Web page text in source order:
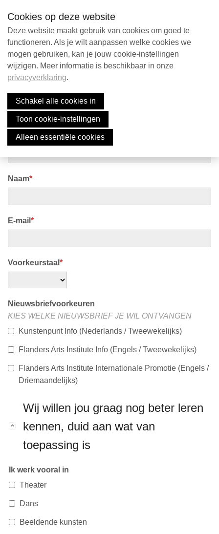
m
v
g
a
t
n
J
u
p
t
n
n
e
n
Nieuwsbrief
Abonneer je hier op onze
nieuwsbrief
Voornaam*
Naam*
E-mail *
Voorkeurstaal *
Nieuwsbriefvoorkeuren
KIES WELKE NIEUWSBRIEF JE WIL ONTVANGEN
Kunstenpunt Info (Nederlands / Tweewekelijks)
Flanders Arts Institute Info (Engels / Tweewekelijks)
Flanders Arts Institute Internationale Promotie (Engels /
Driemaandelijks)
Wij willen jou graag nog beter leren
kennen, duid aan wat van
toepassing is
Ik werk vooral in
Theater
Dans
Beeldende kunsten
Contact
Search
English
Nederlands
Cookies op deze website
Deze website maakt gebruik van cookies om goed te
functioneren. Als je wilt aanpassen welke cookies we
mogen gebruiken, kan je jouw cookie-instellingen
wijzigen. Meer informatie is beschikbaar in onze
privacyverklaring.
Schakel alle cookies in
Toon cookie-instellingen
Alleen essentiële cookies